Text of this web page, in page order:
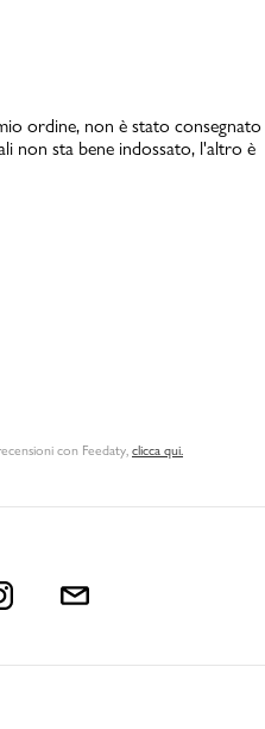
ordine, non è stato consegnato
non sta bene indossato, l'altro è
con Feedaty, clicca qui.